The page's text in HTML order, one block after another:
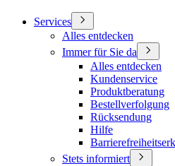
Services
Alles entdecken
Immer für Sie da
Alles entdecken
Kundenservice
Produktberatung
Bestellverfolgung
Rücksendung
Hilfe
Stets informiert